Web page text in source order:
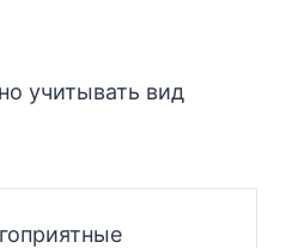
учитывать вид